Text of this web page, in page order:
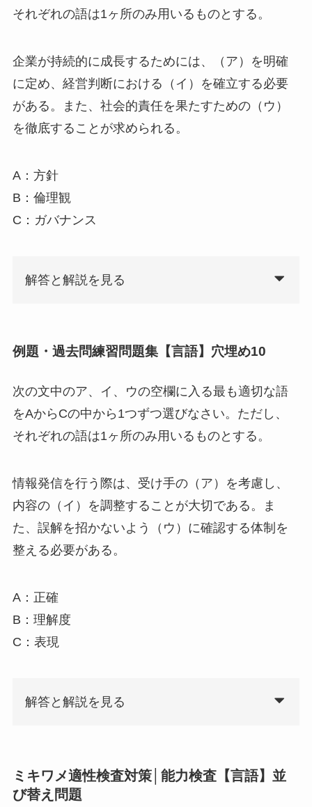
それぞれの語は1ヶ所のみ用いるものとする。
企業が持続的に成長するためには、（ア）を明確
に定め、経営判断における（イ）を確立する必要
がある。また、社会的責任を果たすための（ウ）
を徹底することが求められる。
A：方針
B：倫理観
C：ガバナンス
解答と解説を見る
例題・過去問練習問題集【言語】穴埋め10
次の文中のア、イ、ウの空欄に入る最も適切な語
をAからCの中から1つずつ選びなさい。ただし、
それぞれの語は1ヶ所のみ用いるものとする。
情報発信を行う際は、受け手の（ア）を考慮し、
内容の（イ）を調整することが大切である。ま
た、誤解を招かないよう（ウ）に確認する体制を
整える必要がある。
A：正確
B：理解度
C：表現
解答と解説を見る
ミキワメ適性検査対策│能力検査【言語】並
び替え問題